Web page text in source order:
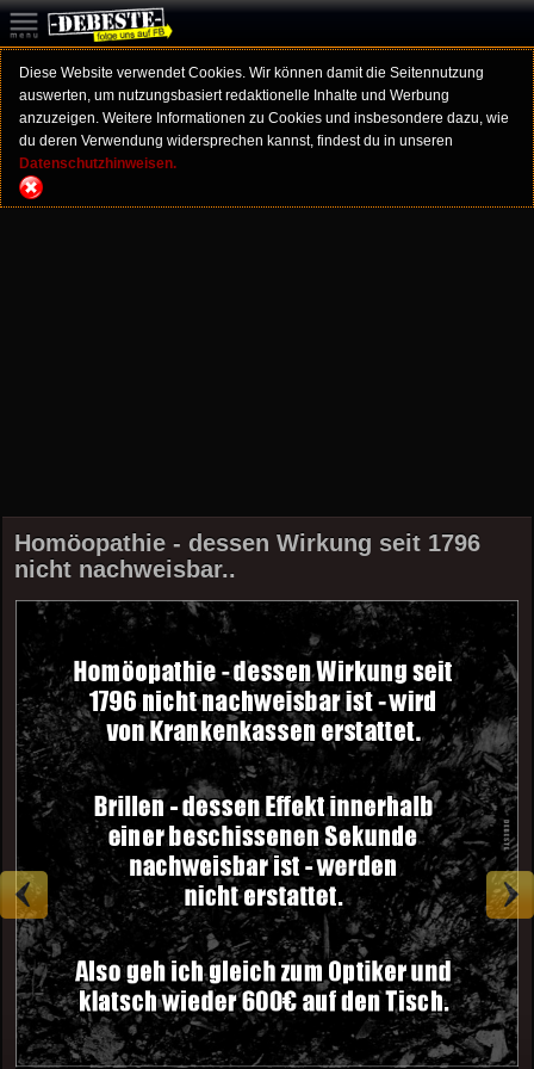
Diese Website verwendet Cookies. Wir können damit die Seitennutzung
auswerten, um nutzungsbasiert redaktionelle Inhalte und Werbung
anzuzeigen. Weitere Informationen zu Cookies und insbesondere dazu, wie
du deren Verwendung widersprechen kannst, findest du in unseren
Datenschutzhinweisen.
Homöopathie - dessen Wirkung seit 1796
nicht nachweisbar..